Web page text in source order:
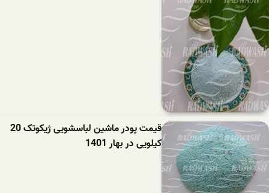
قیمت پودر ماشین لباسشویی ژیکوتک 20
کیلویی در بهار 1401